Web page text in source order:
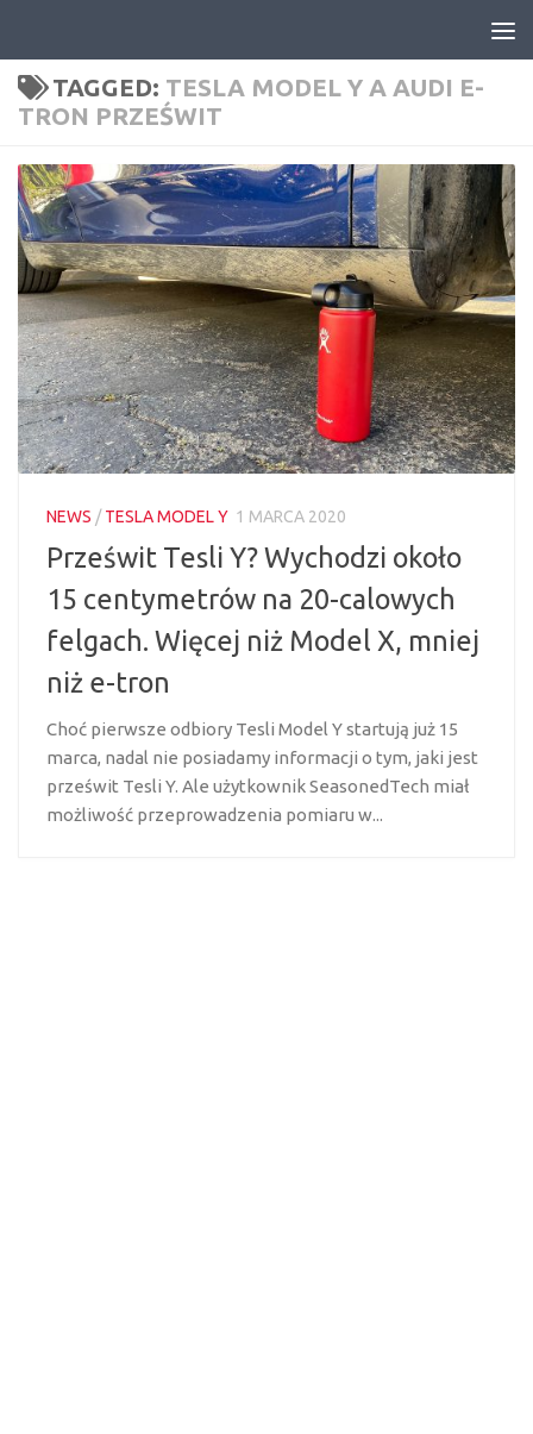
TAGGED: TESLA MODEL Y A AUDI E-
TRON PRZEŚWIT
NEWS /TESLA MODEL Y 1 MARCA 2020
Prześwit Tesli Y? Wychodzi około
15 centymetrów na 20-calowych
felgach. Więcej niż Model X, mniej
niż e-tron
Choć pierwsze odbiory Tesli Model Y startują już 15
marca, nadal nie posiadamy informacji o tym, jaki jest
prześwit Tesli Y. Ale użytkownik SeasonedTech miał
możliwość przeprowadzenia pomiaru w...